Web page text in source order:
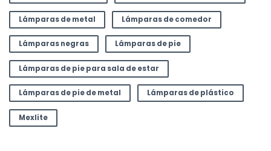
Lámparas de metal Lámparas de comedor
Lámparas negras Lámparas de pie
Lámparas de pie para sala de estar
Lámparas de pie de metal Lámparas de plástico
Mexlite